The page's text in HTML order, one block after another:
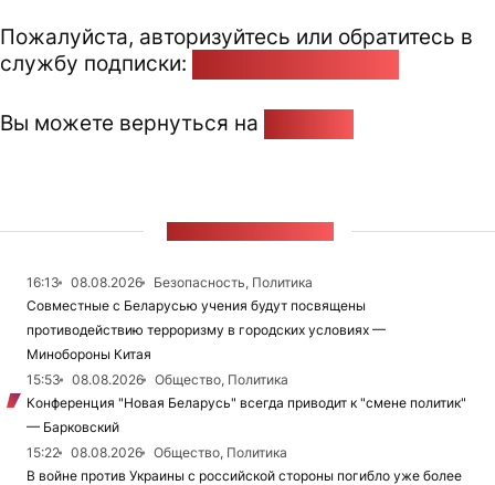
Пожалуйста, авторизуйтесь или обратитесь в
службу подписки:
Вы можете вернуться на
16:13 08.08.2026
Безопасность, Политика
Совместные с Беларусью учения будут посвящены
противодействию терроризму в городских условиях —
Минобороны Китая
15:53
08.08.2026
Общество, Политика
Конференция "Новая Беларусь" всегда приводит к "смене политик"
— Барковский
15:22
08.08.2026
Общество, Политика
В войне против Украины с российской стороны погибло уже более